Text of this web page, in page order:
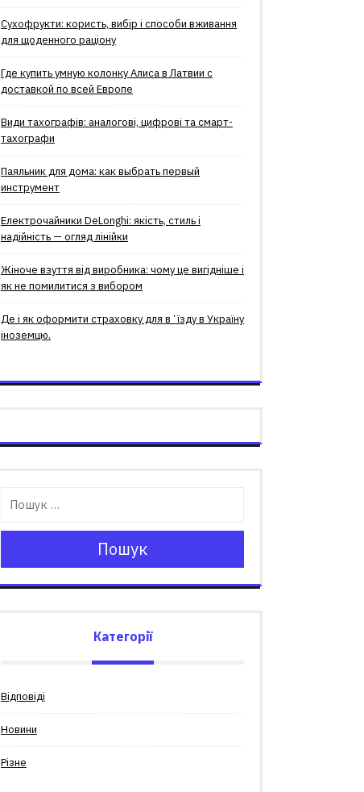
Сухофрукти: користь, вибір і способи вживання
для щоденного раціону
Где купить умную колонку Алиса в Латвии с
доставкой по всей Европе
Види тахографів: аналогові, цифрові та смарт-
тахографи
Паяльник для дома: как выбрать первый
инструмент
Електрочайники DeLonghi: якість, стиль і
надійність — огляд лінійки
Жіноче взуття від виробника: чому це вигідніше і
як не помилитися з вибором
Де і як оформити страховку для вʼїзду в Україну
іноземцю.
Пошук
Категорії
Відповіді
Новини
Різне